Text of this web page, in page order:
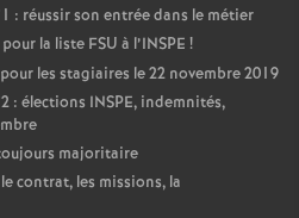
: réussir son entrée dans le métier
la liste FSU à l’INSPE !
les stagiaires le 22 novembre 2019
: élections INSPE, indemnités,
majoritaire
contrat, les missions, la